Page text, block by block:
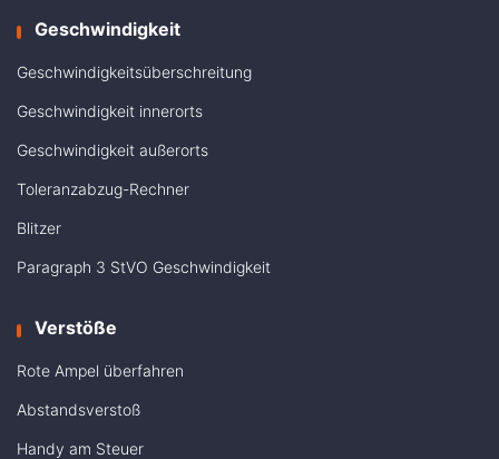
Geschwindigkeit
Geschwindigkeitsüberschreitung
Geschwindigkeit innerorts
Geschwindigkeit außerorts
Toleranzabzug-Rechner
Blitzer
Paragraph 3 StVO Geschwindigkeit
Verstöße
Rote Ampel überfahren
Abstandsverstoß
Handy am Steuer